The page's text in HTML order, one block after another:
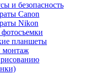
и безопасность
Canon
Nikon
планшеты
монтаж